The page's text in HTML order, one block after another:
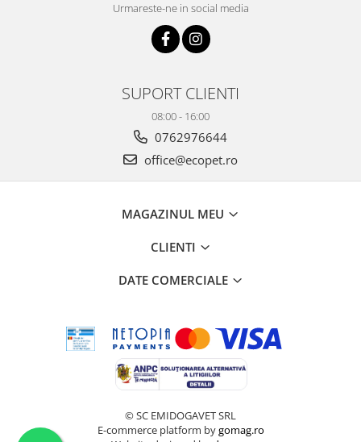
Urmareste-ne in social media
SUPORT CLIENTI
08:00 - 16:00
0762976644
office@ecopet.ro
MAGAZINUL MEU
CLIENTI
DATE COMERCIALE
© SC EMIDOGAVET SRL
E-commerce platform bygomag.ro